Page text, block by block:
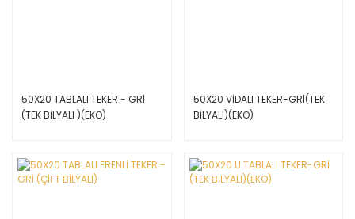
50X20 TABLALI TEKER - GRİ
(TEK BİLYALI )(EKO)
50X20 VİDALI TEKER-GRİ(TEK
BİLYALI)(EKO)